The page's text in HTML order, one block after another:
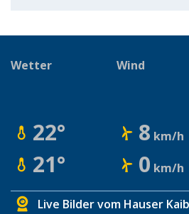
Wetter Wind
22° 8 km/h
21° 0 km/h
Live Bilder vom Hauser